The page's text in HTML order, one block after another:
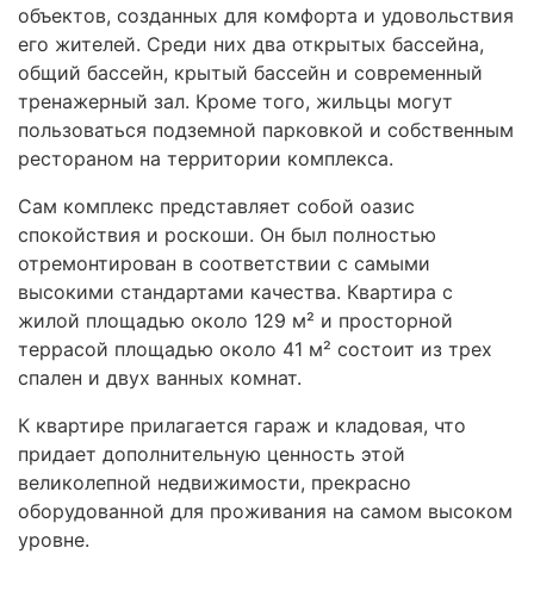
объектов, созданных для комфорта и удовольствия
его жителей. Среди них два открытых бассейна,
общий бассейн, крытый бассейн и современный
тренажерный зал. Кроме того, жильцы могут
пользоваться подземной парковкой и собственным
рестораном на территории комплекса.
Сам комплекс представляет собой оазис
спокойствия и роскоши. Он был полностью
отремонтирован в соответствии с самыми
высокими стандартами качества. Квартира с
жилой площадью около 129 м² и просторной
террасой площадью около 41 м² состоит из трех
спален и двух ванных комнат.
К квартире прилагается гараж и кладовая, что
придает дополнительную ценность этой
великолепной недвижимости, прекрасно
оборудованной для проживания на самом высоком
уровне.